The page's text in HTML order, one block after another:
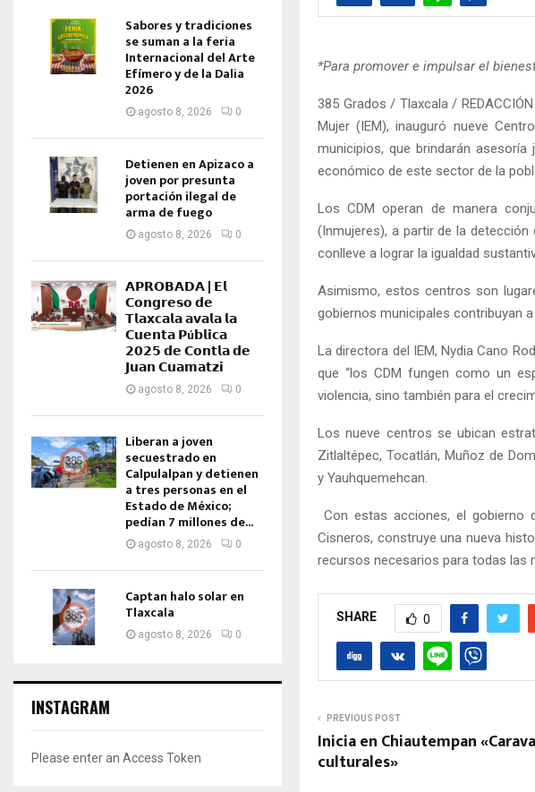
*Para promover e impulsar el
385 Grados / Tlaxcala /
Mujer (IEM), inauguró nueve
municipios, que brindarán
económico de este sector de la
Los CDM operan de manera
(Inmujeres), a partir de la
conlleve a lograr la igualdad
Asimismo, estos centros son
gobiernos municipales contribuyan
La directora del IEM, Nydia Cano
que “los CDM fungen como un
violencia, sino también para el
Los nueve centros se ubican
Zitlaltépec, Tocatlán, Muñoz de
y Yauhquemehcan.
Con estas acciones, el gobierno
Cisneros, construye una nueva
recursos necesarios para todas las
SHARE 0
PREVIOUS POST
Inicia en Chiautempan
culturales»
Sabores y tradiciones
se suman a la feria
Internacional del Arte
Efímero y de la Dalia
2026
agosto 8, 2026 0
Detienen en Apizaco a
joven por presunta
portación ilegal de
arma de fuego
agosto 8, 2026 0
𝗔𝗣𝗥𝗢𝗕𝗔𝗗𝗔 | 𝗘𝗹
𝗖𝗼𝗻𝗴𝗿𝗲𝘀𝗼 𝗱𝗲
𝗧𝗹𝗮𝘅𝗰𝗮𝗹𝗮 𝗮𝘃𝗮𝗹𝗮 𝗹𝗮
𝗖𝘂𝗲𝗻𝘁𝗮 𝗣ú𝗯𝗹𝗶𝗰𝗮
𝟮𝟬𝟮𝟱 𝗱𝗲 𝗖𝗼𝗻𝘁𝗹𝗮 𝗱𝗲
𝗝𝘂𝗮𝗻 𝗖𝘂𝗮𝗺𝗮𝘁𝘇𝗶
agosto 8, 2026 0
Liberan a joven
secuestrado en
Calpulalpan y detienen
a tres personas en el
Estado de México;
pedían 7 millones de...
agosto 8, 2026 0
Captan halo solar en
Tlaxcala
agosto 8, 2026 0
INSTAGRAM
Please enter an Access Token